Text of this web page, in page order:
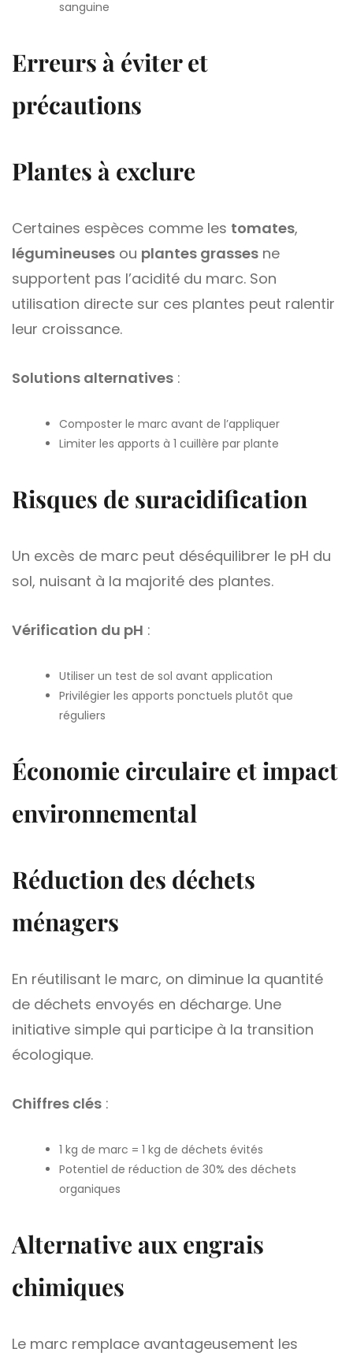
sanguine
Erreurs à éviter et
précautions
Plantes à exclure
Certaines espèces comme les tomates,
légumineuses ou plantes grasses ne
supportent pas l’acidité du marc. Son
utilisation directe sur ces plantes peut ralentir
leur croissance.
Solutions alternatives :
Composter le marc avant de l’appliquer
Limiter les apports à 1 cuillère par plante
Risques de suracidification
Un excès de marc peut déséquilibrer le pH du
sol, nuisant à la majorité des plantes.
Vérification du pH :
Utiliser un test de sol avant application
Privilégier les apports ponctuels plutôt que
réguliers
Économie circulaire et impact
environnemental
Réduction des déchets
ménagers
En réutilisant le marc, on diminue la quantité
de déchets envoyés en décharge. Une
initiative simple qui participe à la transition
écologique.
Chiffres clés :
1 kg de marc = 1 kg de déchets évités
Potentiel de réduction de 30% des déchets
organiques
Alternative aux engrais
chimiques
Le marc remplace avantageusement les